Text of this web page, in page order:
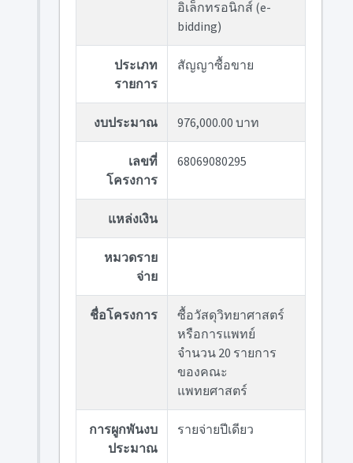
อิเล็กทรอนิกส์ (e-
bidding)
ประเภท
รายการ
สัญญาซื้อขาย
งบประมาณ 976,000.00 บาท
เลขที่
โครงการ
68069080295
แหล่งเงิน
หมวดราย
จ่าย
ชื่อโครงการ
ซื้อวัสดุวิทยาศาสตร์
หรือการแพทย์
จำนวน 20 รายการ
ของคณะ
แพทยศาสตร์
การผูกพันงบ
ประมาณ
รายจ่ายปีเดียว